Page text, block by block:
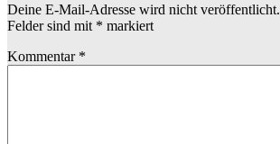
Deine E-Mail-Adresse wird nicht veröffentlicht.
Felder sind mit * markiert
Kommentar *